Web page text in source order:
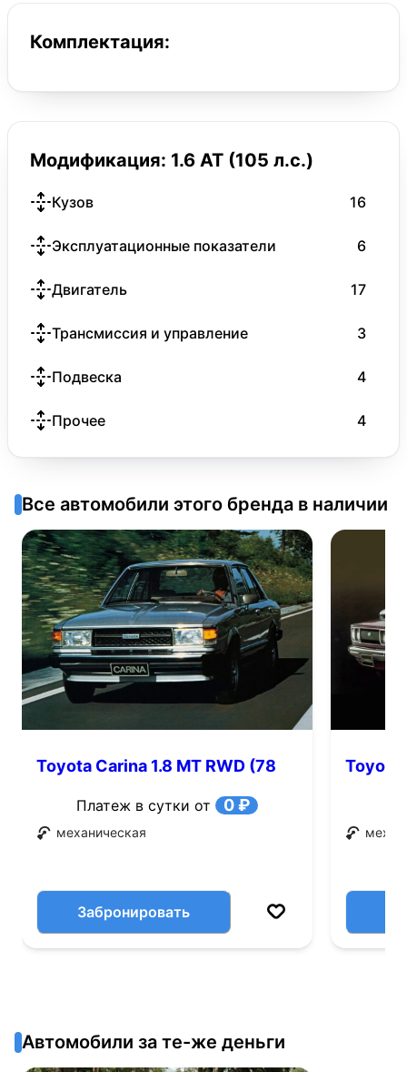
Комплектация:
Модификация: 1.6 AT (105 л.с.)
Кузов 16
Эксплуатационные показатели 6
Двигатель 17
Трансмиссия и управление 3
Подвеска 4
Прочее 4
Все автомобили этого бренда в наличии
Toyota Carina 1.8 MT RWD (78
Платеж в сутки от 0 ₽
механическая
Забронировать
Toyota
Автомобили за те-же деньги